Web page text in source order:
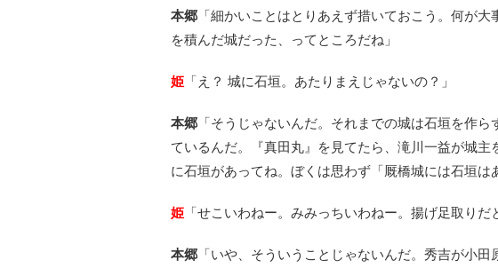
本郷 「細かいことはとりあえず措いておこう。何が
を積んだ城だった、ってところだね」
姫 「え？ 城に石垣。あたりまえじゃないの？」
本郷 「そうじゃないんだ。それまでの城は石垣を作
ているんだ。『真田丸』を見てたら、滝川一益が城主
に石垣があってね。ぼくは思わず「厩橋城には石垣は
姫 「せこいわねー。みみっちいわねー。揚げ足取りだ
本郷 「いや、そういうことじゃないんだ。秀吉が小